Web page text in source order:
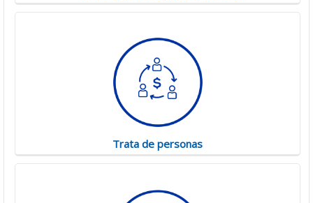
Trata de personas